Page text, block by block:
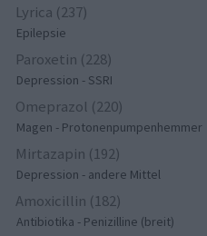
Lyrica (237)
Epilepsie
Paroxetin (228)
Depression - SSRI
Omeprazol (220)
Magen - Protonenpumpenhemmer
Mirtazapin (192)
Depression - andere Mittel
Amoxicillin (182)
Antibiotika - Penizilline (breit)